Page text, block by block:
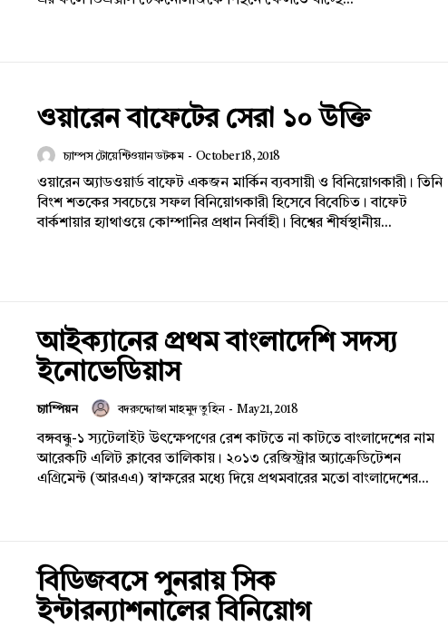
About
Subscription Plans
My account
ওয়ারেন বাফেটের সেরা ১০ উক্তি
চ্যাম্পস টোয়েন্টিওয়ান ডটকম - October 18, 2018
ওয়ারেন অ্যাডওয়ার্ড বাফেট একজন মার্কিন ব্যবসায়ী ও বিনিয়োগকারী। তিনি
বিংশ শতকের সবচেয়ে সফল বিনিয়োগকারী হিসেবে বিবেচিত। বাফেট
বার্কশায়ার হ্যাথাওয়ে কোম্পানির প্রধান নির্বাহী। বিশ্বের শীর্ষস্থানীয়...
আইক্যানের প্রথম বাংলাদেশি সদস্য
ইনোভেডিয়াস
চ্যাম্পিয়ন বদরুদ্দোজা মাহমুদ তুহিন - May 21, 2018
বঙ্গবন্ধু-১ স্যটেলাইট উৎক্ষেপণের রেশ কাটতে না কাটতে বাংলাদেশের নাম
আরেকটি এলিট ক্লাবের তালিকায়। ২০১৩ রেজিস্ট্রার অ্যাক্রেডিটেশন
এগ্রিমেন্ট (আরএএ) স্বাক্ষরের মধ্যে দিয়ে প্রথমবারের মতো বাংলাদেশের...
বিডিজবসে পুনরায় সিক
ইন্টারন্যাশনালের বিনিয়োগ